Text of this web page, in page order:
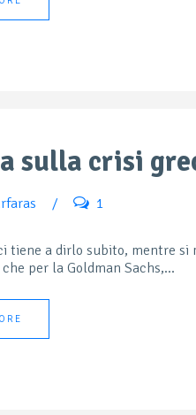
sulla crisi
/ 1
tiene a dirlo subito, mentre si
per la Goldman Sachs,...